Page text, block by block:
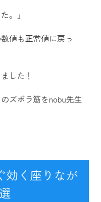
。」
値も正常値に戻っ
した！
ズボラ筋をnobu先生
効く座りなが